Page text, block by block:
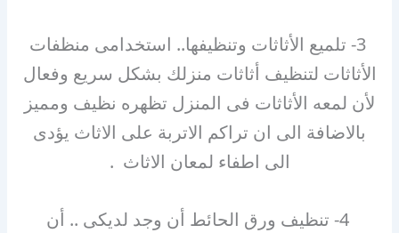
3- تلميع الأثاثات وتنظيفها.. استخدامى منظفات
الأثاثات لتنظيف أثاثات منزلك بشكل سريع وفعال
لأن لمعه الأثاثات فى المنزل تظهره نظيف ومميز
بالاضافة الى ان تراكم الاتربة على الاثاث يؤدى
الى اطفاء لمعان الاثاث .
4- تنظيف ورق الحائط أن وجد لديكى .. أن